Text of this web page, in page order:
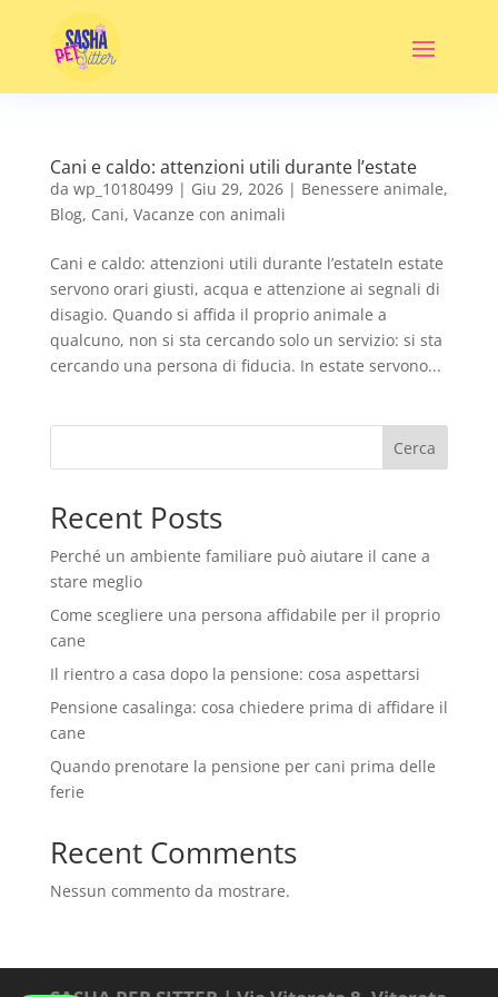
Cani e caldo: attenzioni utili durante l’estate
da wp_10180499| Giu 29, 2026| Benessere animale,
Blog, Cani, Vacanze con animali
Cani e caldo: attenzioni utili durante l’estateIn estate
servono orari giusti, acqua e attenzione ai segnali di
disagio. Quando si affida il proprio animale a
qualcuno, non si sta cercando solo un servizio: si sta
cercando una persona di fiducia. In estate servono...
Cerca
Recent Posts
Perché un ambiente familiare può aiutare il cane a
stare meglio
Come scegliere una persona affidabile per il proprio
cane
Il rientro a casa dopo la pensione: cosa aspettarsi
Pensione casalinga: cosa chiedere prima di affidare il
cane
Quando prenotare la pensione per cani prima delle
ferie
Recent Comments
Nessun commento da mostrare.